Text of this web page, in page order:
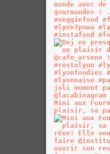
Mini aux
plaisir, sa